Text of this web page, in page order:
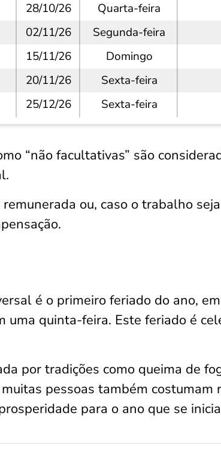
28/10/26 Quarta-feira
02/11/26 Segunda-feira
15/11/26 Domingo
20/11/26 Sexta-feira
25/12/26 Sexta-feira
“não facultativas” são
ou, caso o trabalho
é o primeiro feriado do ano, em
uma quinta-feira. Este feriado é
por tradições como queima de
pessoas também costumam
para o ano que se